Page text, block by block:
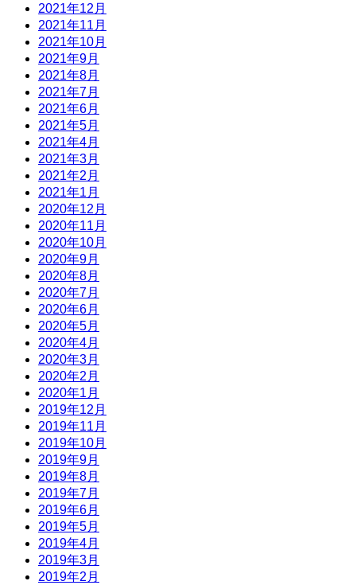
2021年12月
2021年11月
2021年10月
2021年9月
2021年8月
2021年7月
2021年6月
2021年5月
2021年4月
2021年3月
2021年2月
2021年1月
2020年12月
2020年11月
2020年10月
2020年9月
2020年8月
2020年7月
2020年6月
2020年5月
2020年4月
2020年3月
2020年2月
2020年1月
2019年12月
2019年11月
2019年10月
2019年9月
2019年8月
2019年7月
2019年6月
2019年5月
2019年4月
2019年3月
2019年2月